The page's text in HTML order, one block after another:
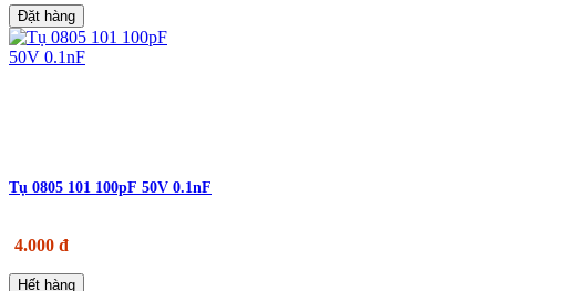
Đặt hàng
Tụ 0805 101 100pF 50V 0.1nF
4.000 đ
Hết hàng